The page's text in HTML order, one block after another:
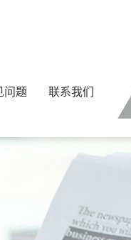
问题 联系我们